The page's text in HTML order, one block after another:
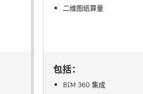
二维图纸算量
包括：
BIM 360 集成